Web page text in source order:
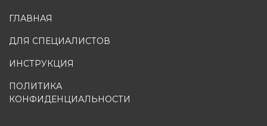
ГЛАВНАЯ
ДЛЯ СПЕЦИАЛИСТОВ
ИНСТРУКЦИЯ
ПОЛИТИКА
КОНФИДЕНЦИАЛЬНОСТИ